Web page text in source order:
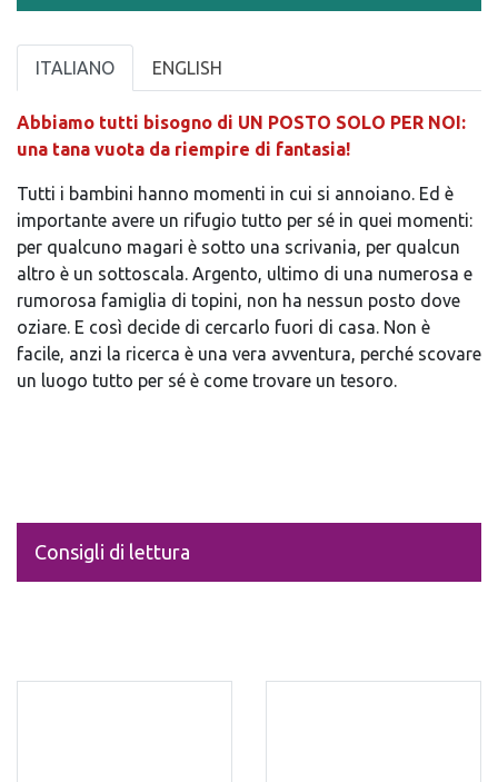
ITALIANO ENGLISH
Abbiamo tutti bisogno di UN POSTO SOLO PER NOI:
una tana vuota da riempire di fantasia!
Tutti i bambini hanno momenti in cui si annoiano. Ed è
importante avere un rifugio tutto per sé in quei momenti:
per qualcuno magari è sotto una scrivania, per qualcun
altro è un sottoscala. Argento, ultimo di una numerosa e
rumorosa famiglia di topini, non ha nessun posto dove
oziare. E così decide di cercarlo fuori di casa. Non è
facile, anzi la ricerca è una vera avventura, perché scovare
un luogo tutto per sé è come trovare un tesoro.
Consigli di lettura